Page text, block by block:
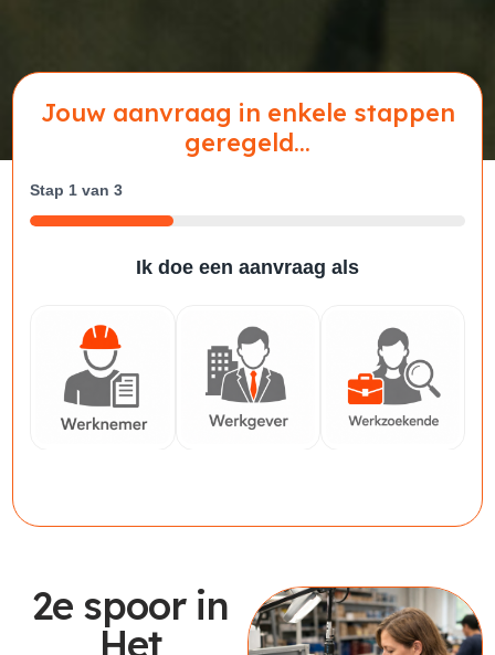
Jouw aanvraag in enkele stappen
geregeld...
Stap 1 van3
33%
Ik doe een aanvraag als
2e spoor in
Het